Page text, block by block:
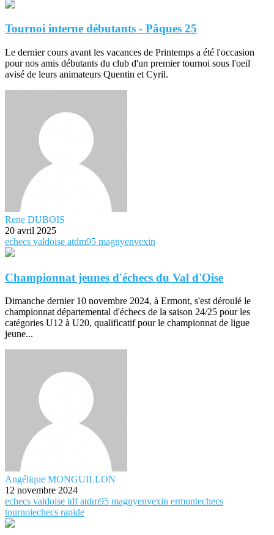
Tournoi interne débutants - Pâques 25
Le dernier cours avant les vacances de Printemps a été l'occasion
pour nos amis débutants du club d'un premier tournoi sous l'oeil
avisé de leurs animateurs Quentin et Cyril.
Rene DUBOIS
20 avril 2025
echecs valdoise atdm95 magnyenvexin
Championnat jeunes d'échecs du Val d'Oise
Dimanche dernier 10 novembre 2024, à Ermont, s'est déroulé le
championnat départemental d'échecs de la saison 24/25 pour les
catégories U12 à U20, qualificatif pour le championnat de ligue
jeune...
Angélique MONGUILLON
12 novembre 2024
echecs valdoise idfatdm95 magnyenvexin ermontechecs
tournoiechecs rapide